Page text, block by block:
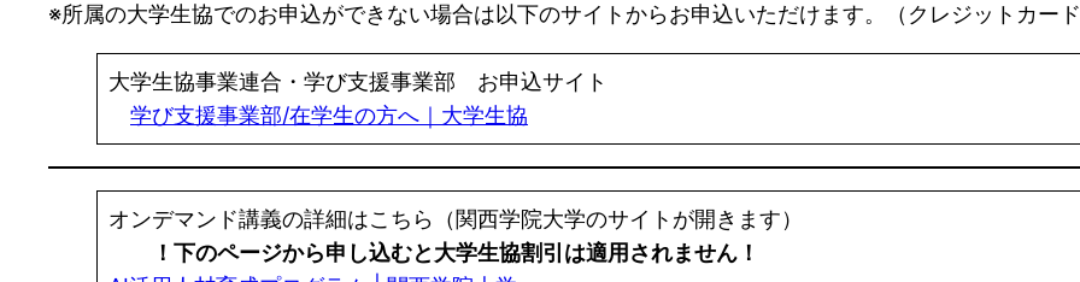
※所属の大学生協でのお申込ができない場合は以下のサイトからお申込いただけます。（クレジットカード
大学生協事業連合・学び支援事業部 お申込サイト
学び支援事業部/在学生の方へ｜大学生協
オンデマンド講義の詳細はこちら（関西学院大学のサイトが開きます）
！下のページから申し込むと大学生協割引は適用されません！